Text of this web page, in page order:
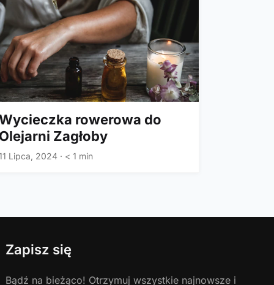
rowerowa do
Zagłoby
Lipca, 2024 · < 1 min
Zapisz się
Bądź na bieżąco! Otrzymuj wszystkie najnowsze i